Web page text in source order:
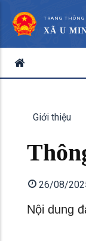
TRANG
XÃ U
Giới thiệu
26/08/
Nội dung